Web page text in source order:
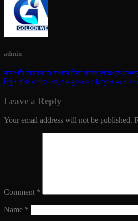
admin
রাঙ্গাপানী হাতভরা চা বাগানে চিতা বাঘের আতঙ্কে
বিপুল পরিমান গাঁজা সহ এক যুবককে গ্রেপ্তার করল
Leave a Reply
Your email address will not be published.
Comment *
Name *